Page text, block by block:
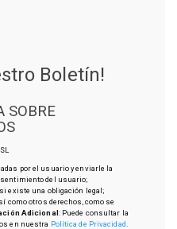
Boletín!
SOBRE
por el usuario y enviarle la
del usuario;
existe una obligación legal;
como otros derechos, como se
Adicional: Puede consultar la
en nuestra Política de Privacidad